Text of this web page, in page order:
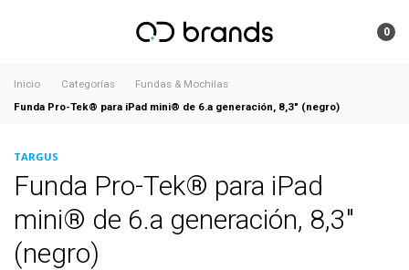
0
Inicio Categorías
Fundas & Mochilas
Funda Pro-Tek® para iPad mini® de 6.a generación, 8,3" (negro)
TARGUS
Funda Pro-Tek® para iPad
mini® de 6.a generación, 8,3"
(negro)